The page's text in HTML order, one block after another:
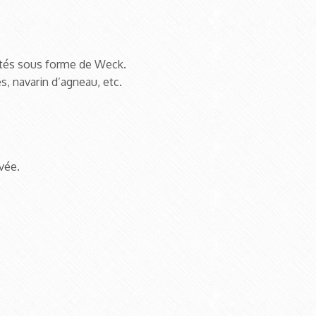
sous forme de Weck.
navarin d’agneau, etc.